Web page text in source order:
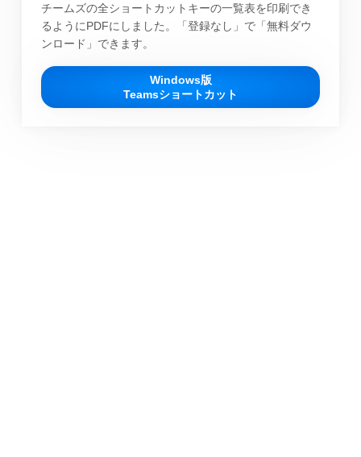
チームズの全ショートカットキーの一覧表を印刷でき
るようにPDFにしました。「登録なし」で「無料ダウ
ンロード」できます。
Windows版
Teamsショートカット